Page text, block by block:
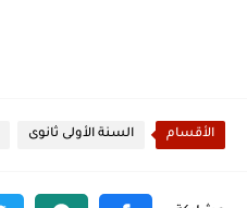
الأقسام السنة الأولى ثانوى